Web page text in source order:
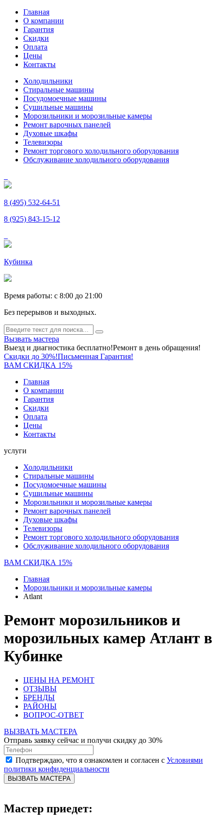
Главная
О компании
Гарантия
Скидки
Оплата
Цены
Контакты
Холодильники
Стиральные машины
Посудомоечные машины
Сушильные машины
Морозильники и морозильные камеры
Ремонт варочных панелей
Духовые шкафы
Телевизоры
Ремонт торгового холодильного оборудования
Обслуживание холодильного оборудования
8 (495) 532-64-51
8 (925) 843-15-12
Кубинка
Время работы: c 8:00 до 21:00
Без перерывов и выходных.
Вызвать мастера
Выезд и диагностика бесплатно!Ремонт в день обращения!
Скидки до 30%!Письменная Гарантия!
ВАМ СКИДКА 15%
Главная
О компании
Гарантия
Скидки
Оплата
Цены
Контакты
услуги
Холодильники
Стиральные машины
Посудомоечные машины
Сушильные машины
Морозильники и морозильные камеры
Ремонт варочных панелей
Духовые шкафы
Телевизоры
Ремонт торгового холодильного оборудования
Обслуживание холодильного оборудования
ВАМ СКИДКА 15%
Главная
Морозильники и морозильные камеры
Atlant
Ремонт морозильников и
морозильных камер Атлант в
Кубинке
ЦЕНЫ НА РЕМОНТ
ОТЗЫВЫ
БРЕНДЫ
РАЙОНЫ
ВОПРОС-ОТВЕТ
ВЫЗВАТЬ МАСТЕРА
Отправь заявку сейчас и получи скидку до 30%
Подтверждаю, что я ознакомлен и согласен с Условиями
политики конфиденциальности
ВЫЗВАТЬ МАСТЕРА
Мастер приедет: